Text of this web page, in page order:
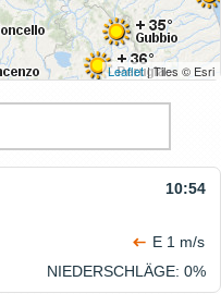
Leaflet| Tiles © Esri
10:54
E 1 m/s
NIEDERSCHLÄGE: 0%